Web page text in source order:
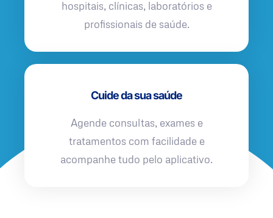
hospitais, clínicas, laboratórios e
profissionais de saúde.
Cuide da sua saúde
Agende consultas, exames e
tratamentos com facilidade e
acompanhe tudo pelo aplicativo.